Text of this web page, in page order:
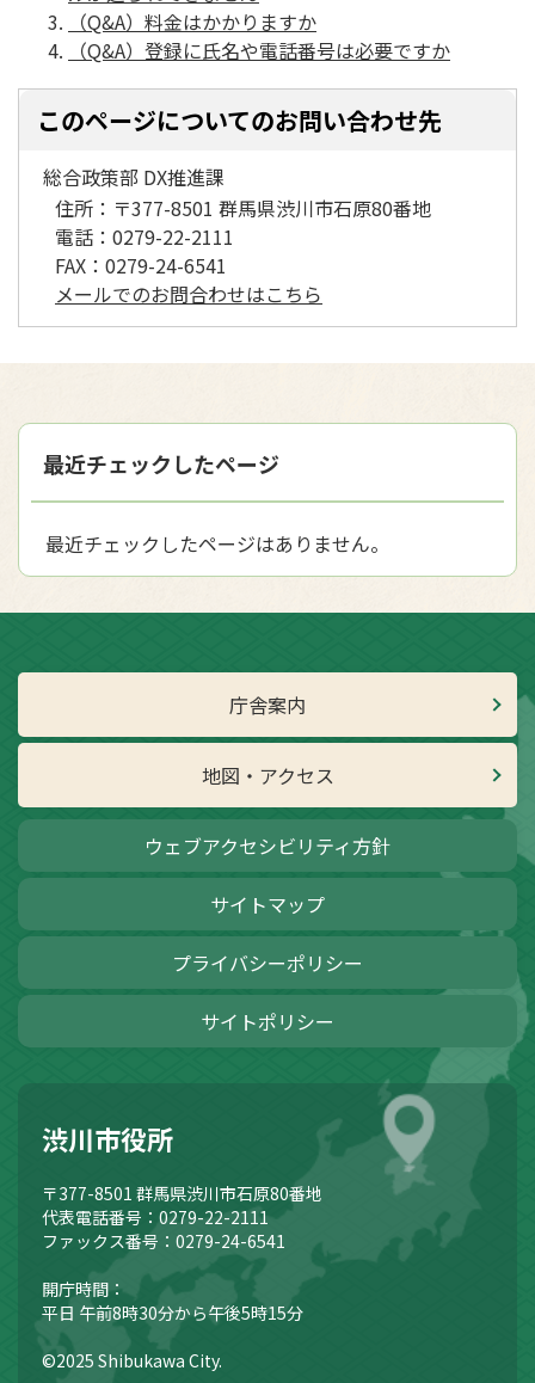
（Q&A）料金はかかりますか
（Q&A）登録に氏名や電話番号は必要ですか
このページについてのお問い合わせ先
総合政策部 DX推進課
住所： 〒377-8501 群馬県渋川市石原80番地
電話： 0279-22-2111
FAX： 0279-24-6541
メールでのお問合わせはこちら
最近チェックしたページ
最近チェックしたページはありません。
庁舎案内
地図・アクセス
ウェブアクセシビリティ方針
サイトマップ
プライバシーポリシー
サイトポリシー
渋川市役所
〒377-8501 群馬県渋川市石原80番地
代表電話番号：0279-22-2111
ファックス番号：0279-24-6541
開庁時間：
平日 午前8時30分から午後5時15分
©2025 Shibukawa City.